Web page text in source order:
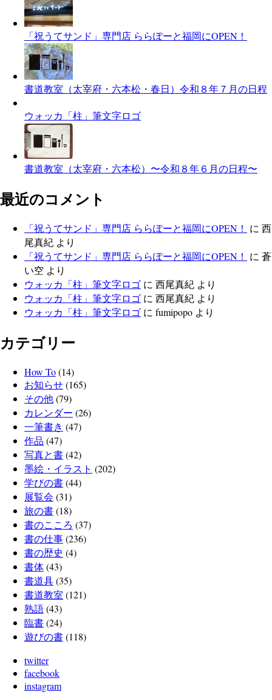
「祝うてサンド」専門店 ららぽーと福岡にOPEN！
書道教室（太宰府・六本松・春日）令和８年７月の日程
ウォッカ「柱」筆文字ロゴ
書道教室（太宰府・六本松）〜令和８年６月の日程〜
最近のコメント
「祝うてサンド」専門店 ららぽーと福岡にOPEN！ に 西
尾真紀 より
「祝うてサンド」専門店 ららぽーと福岡にOPEN！ に 蒼
い空 より
ウォッカ「柱」筆文字ロゴ に 西尾真紀 より
ウォッカ「柱」筆文字ロゴ に 西尾真紀 より
ウォッカ「柱」筆文字ロゴ に fumipopo より
カテゴリー
How To(14)
お知らせ(165)
その他(79)
カレンダー (26)
一筆書き (47)
作品 (47)
写真と書(42)
墨絵・イラスト (202)
学びの書(44)
展覧会 (31)
旅の書(18)
書のこころ (37)
書の仕事(236)
書の歴史 (4)
書体(43)
書道具(35)
書道教室 (121)
熟語(43)
臨書(24)
遊びの書(118)
twitter
facebook
instagram